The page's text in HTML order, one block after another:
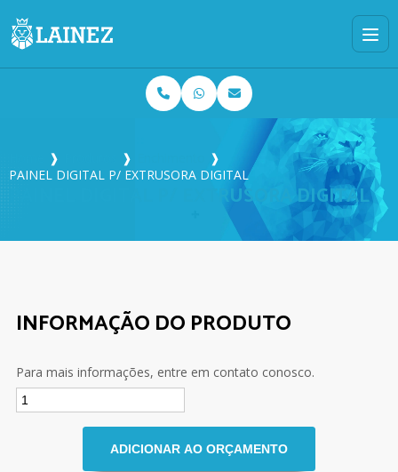
❱ ❱
❱
PAINEL DIGITAL P/ EXTRUSORA DIGITAL
PAINEL DIGITAL P/ EXTRUSORA DIGITAL
INFORMAÇÃO DO PRODUTO
Para mais informações, entre em contato conosco.